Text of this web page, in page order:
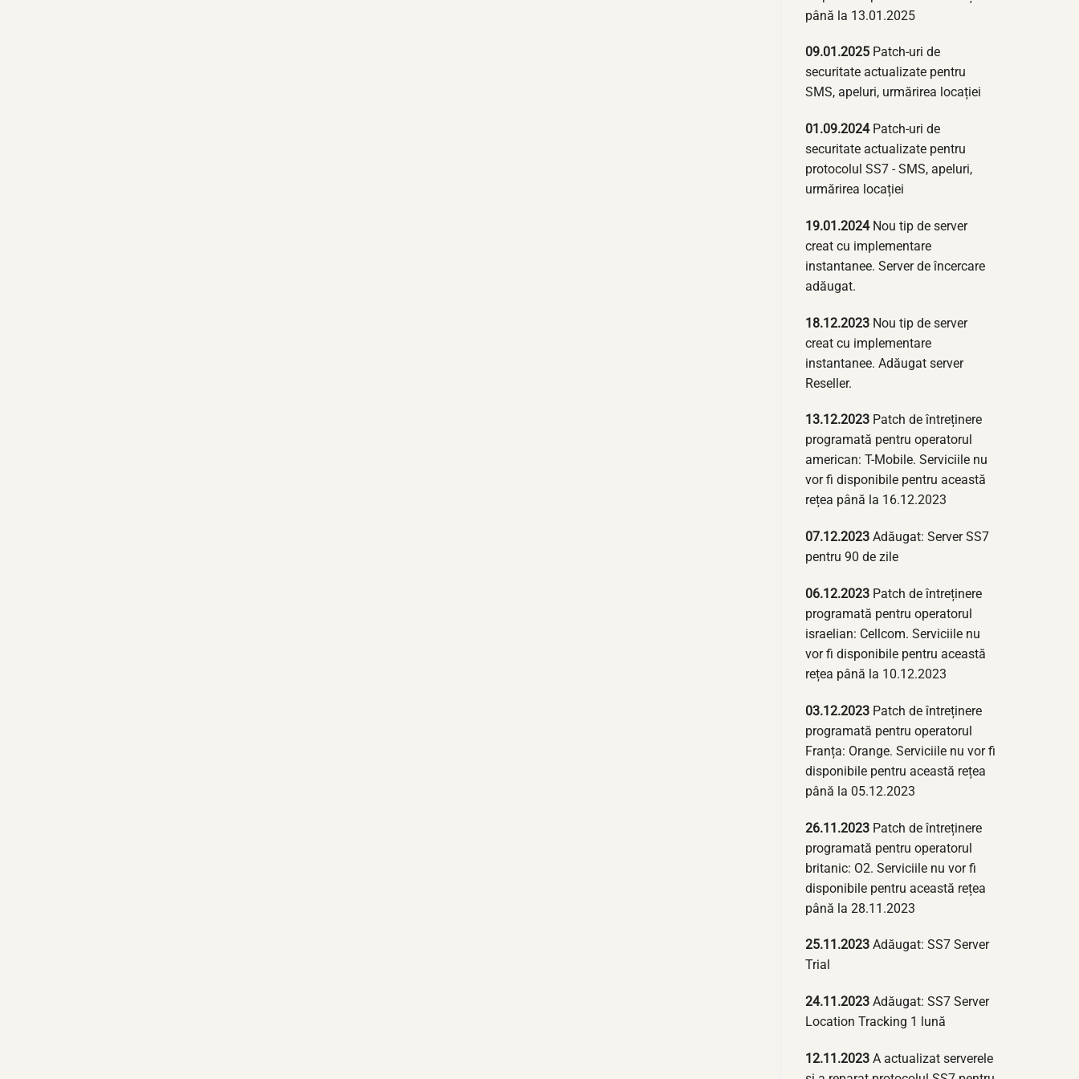
până la 13.01.2025
09.01.2025 Patch-uri de
securitate actualizate pentru
SMS, apeluri, urmărirea locației
01.09.2024Patch-uri de
securitate actualizate pentru
protocolul SS7 - SMS, apeluri,
urmărirea locației
19.01.2024Nou tip de server
creat cu implementare
instantanee. Server de încercare
adăugat.
18.12.2023 Nou tip de server
creat cu implementare
instantanee. Adăugat server
Reseller.
13.12.2023 Patch de întreținere
programată pentru operatorul
american: T-Mobile. Serviciile nu
vor fi disponibile pentru această
rețea până la 16.12.2023
07.12.2023 Adăugat: Server SS7
pentru 90 de zile
06.12.2023 Patch de întreținere
programată pentru operatorul
israelian: Cellcom. Serviciile nu
vor fi disponibile pentru această
rețea până la 10.12.2023
03.12.2023 Patch de întreținere
programată pentru operatorul
Franța: Orange. Serviciile nu vor fi
disponibile pentru această rețea
până la 05.12.2023
26.11.2023 Patch de întreținere
programată pentru operatorul
britanic: O2. Serviciile nu vor fi
disponibile pentru această rețea
până la 28.11.2023
25.11.2023 Adăugat: SS7 Server
Trial
24.11.2023 Adăugat: SS7 Server
Location Tracking 1 lună
12.11.2023 A actualizat serverele